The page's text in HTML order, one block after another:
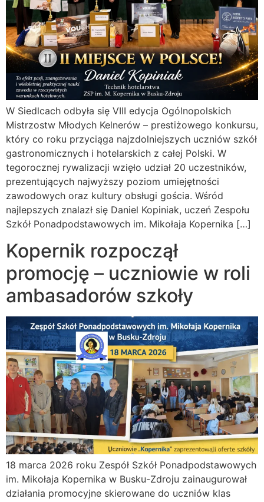
W Siedlcach odbyła się VIII edycja Ogólnopolskich
Mistrzostw Młodych Kelnerów – prestiżowego konkursu,
który co roku przyciąga najzdolniejszych uczniów szkół
gastronomicznych i hotelarskich z całej Polski. W
tegorocznej rywalizacji wzięło udział 20 uczestników,
prezentujących najwyższy poziom umiejętności
zawodowych oraz kultury obsługi gościa. Wśród
najlepszych znalazł się Daniel Kopiniak, uczeń Zespołu
Szkół Ponadpodstawowych im. Mikołaja Kopernika […]
Kopernik rozpoczął
promocję – uczniowie w roli
ambasadorów szkoły
18 marca 2026 roku Zespół Szkół Ponadpodstawowych
im. Mikołaja Kopernika w Busku-Zdroju zainaugurował
działania promocyjne skierowane do uczniów klas